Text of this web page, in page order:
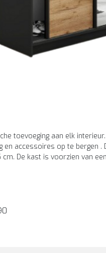
toevoeging aan elk
accessoires op te bergen .
De kast is voorzien van